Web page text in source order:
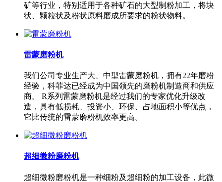
矿等行业，特别适用于各种矿石的大型制粉加工，将块
状、颗粒状及粉状原料磨成所要求的粉状物料。
雷蒙磨粉机
我们公司专业生产大、中型雷蒙磨粉机，拥有22年磨粉
经验，科菲达已经成为中国领先的磨粉机制造商和供应
商。 R系列雷蒙磨粉机是经过我们的专家优化升级改
造，具有低损耗、投资小、环保、占地面积小等优点，
它比传统的雷蒙磨粉机效率更高。
超细微粉磨粉机
超细微粉磨粉机是一种细粉及超细粉的加工设备，此微